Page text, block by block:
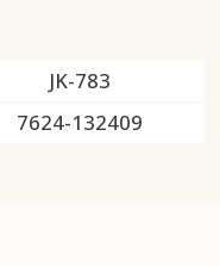
JK-783
7624-132409